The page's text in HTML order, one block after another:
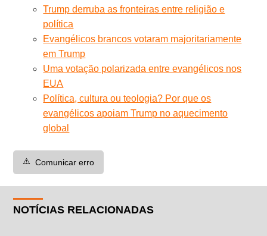
Trump derruba as fronteiras entre religião e
política
Evangélicos brancos votaram majoritariamente
em Trump
Uma votação polarizada entre evangélicos nos
EUA
Política, cultura ou teologia? Por que os
evangélicos apoiam Trump no aquecimento
global
⚠️ Comunicar erro
NOTÍCIAS RELACIONADAS